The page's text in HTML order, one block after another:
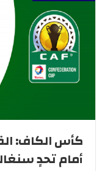
كأس الكاف:
أمام تحدٍ